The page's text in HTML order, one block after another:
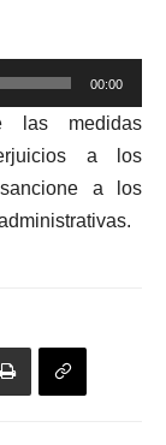
00:00
las medidas
a los
a los